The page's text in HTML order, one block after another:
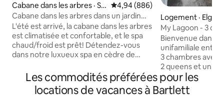
Cabane dans les arbres · Sc
haumburg
Note moyenne de 4,94 sur 5,
4,94 (886)
Cabane dans les arbres dans un jardin
enchanté (commodité*)
L'été est arrivé, la cabane dans les arbres
est climatisée et confortable, et le spa
chaud/froid est prêt! Détendez-vous
dans notre luxueux spa en cèdre de
consommation de cannabis est permise,
niché au milieu des conifères, tandis que
la lune et les étoiles tourbillonnent au-
Logement · Elgin
My Lagoon - 3
SF 8 voyageurs.
Bienvenue dans
unifamiliale
3 chambres avec
2 queens et un
maison loin de
rénovée avec un
bon goût. Garage
Les commodités préférées pour les
locations de vacances à Bartlett